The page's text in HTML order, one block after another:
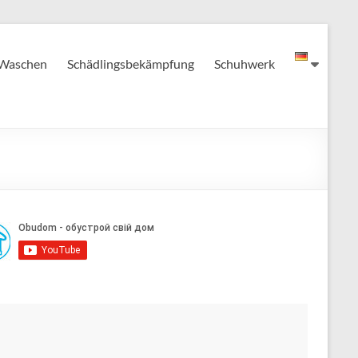
Schädlingsbekämpfung Schuhwerk